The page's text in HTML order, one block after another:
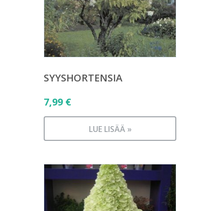
SYYSHORTENSIA
7,99 €
LUE LISÄÄ »